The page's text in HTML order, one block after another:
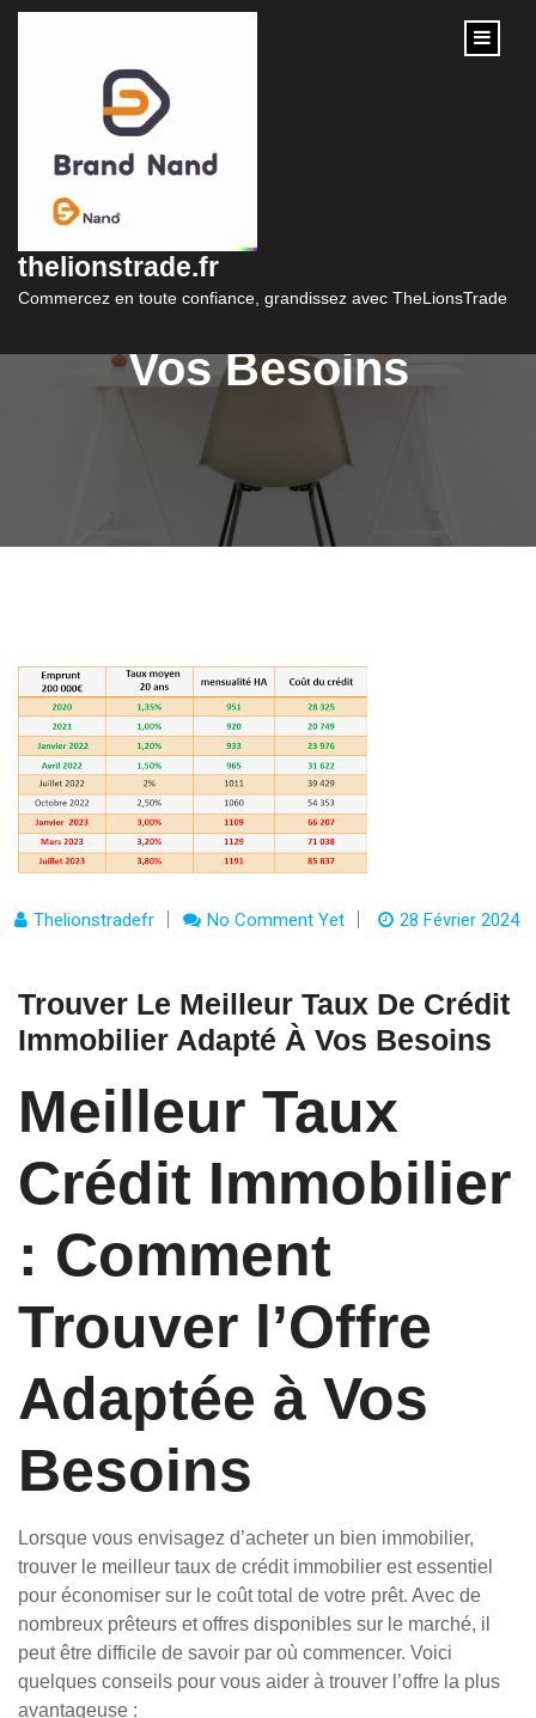
content
thelionstrade.fr
Commercez en toute confiance, grandissez avec TheLionsTrade
Trouver le Meilleur
Taux de Crédit
Immobilier Adapté à
Vos Besoins
Thelionstradefr No Comment Yet 28 Février 2024
Trouver Le Meilleur Taux De Crédit
Immobilier Adapté À Vos Besoins
Meilleur Taux
Crédit Immobilier
: Comment
Trouver l’Offre
Adaptée à Vos
Besoins
Lorsque vous envisagez d’acheter un bien immobilier,
trouver le meilleur taux de crédit immobilier est essentiel
pour économiser sur le coût total de votre prêt. Avec de
nombreux prêteurs et offres disponibles sur le marché, il
peut être difficile de savoir par où commencer. Voici
quelques conseils pour vous aider à trouver l’offre la plus
avantageuse :